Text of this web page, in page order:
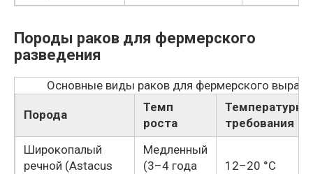
Породы раков для фермерского
разведения
Основные виды раков для фермерского
Порода
Темп
роста
требования
Широкопалый
речной (Astacus
Медленный
(3–4 года
12–20 °C